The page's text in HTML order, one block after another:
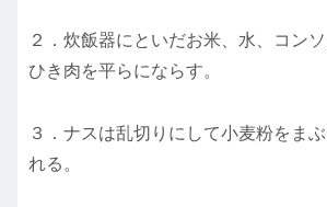
２．炊飯器にといだお米、水、コン
ひき肉を平らにならす。
３．ナスは乱切りにして小麦粉をま
れる。